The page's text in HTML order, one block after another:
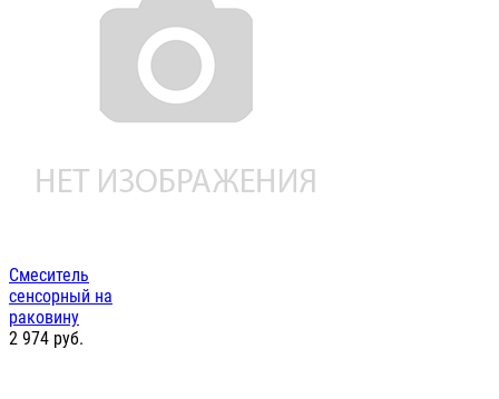
Смеситель
сенсорный на
раковину
2 974 руб.